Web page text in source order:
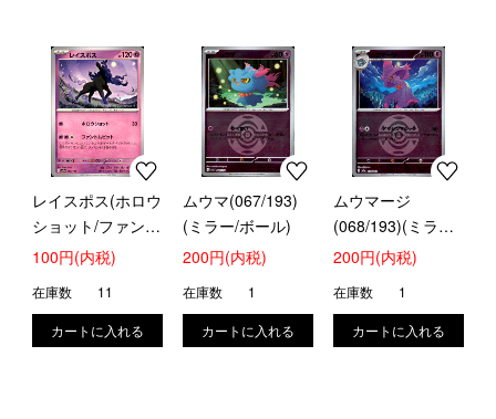
レイスポス(ホロウ
ショット/ファント
ムビット)
100円(内税)
在庫数 11
ムウマ(067/193)
(ミラー/ボール)
200円(内税)
在庫数 1
ムウマージ
(068/193)(ミラー/
ボール)
200円(内税)
在庫数 1